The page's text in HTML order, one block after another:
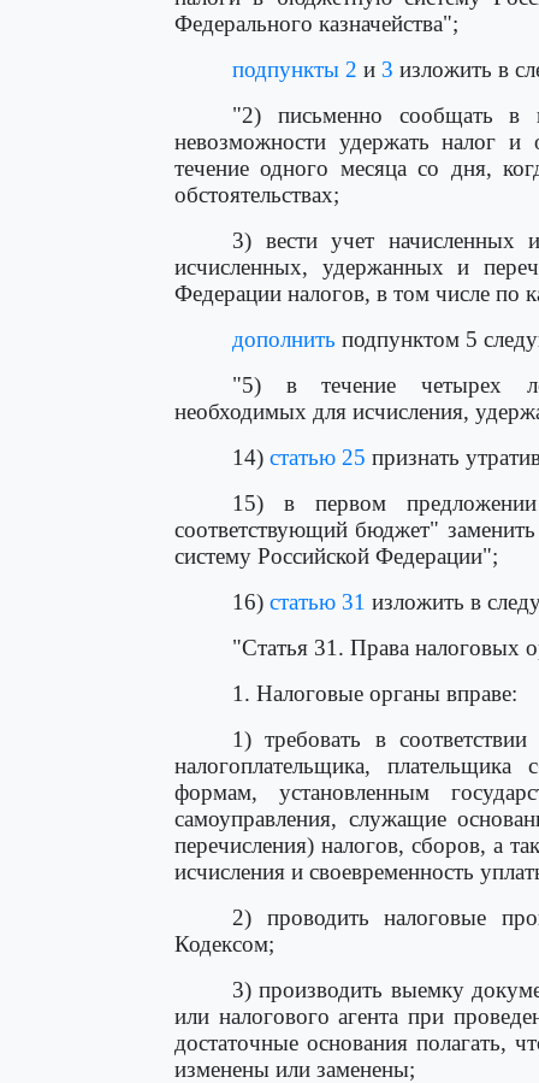
Федерального казначейства";
подпункты 2 и 3 изложить в
"2) письменно сообщать в
невозможности удержать налог и
течение одного месяца со дня,
обстоятельствах;
3) вести учет начисленных
исчисленных, удержанных и
Федерации налогов, в том числе по
дополнить подпунктом 5
"5) в течение четырех
необходимых для исчисления,
14) статью 25 признать
15) в первом
соответствующий бюджет"
систему Российской Федерации";
16) статью 31 изложить в
"Статья 31. Права налоговых
1. Налоговые органы вправе:
1) требовать в
налогоплательщика,
формам, установленным
самоуправления, служащие
перечисления) налогов, сборов, а
исчисления и своевременность
2) проводить налоговые
Кодексом;
3) производить выемку
или налогового агента при
достаточные основания полагать,
изменены или заменены;